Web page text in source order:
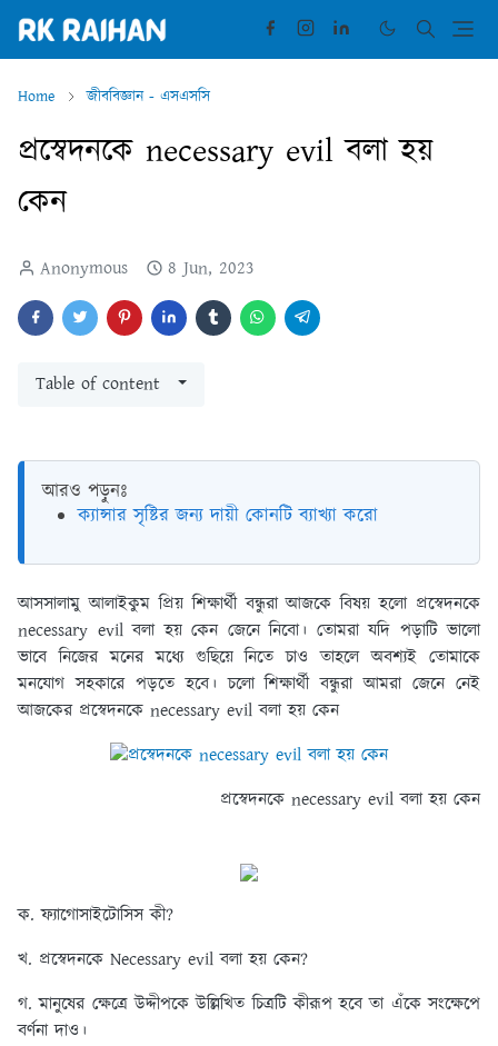
Home জীববিজ্ঞান - এসএসসি
প্রস্বেদনকে necessary evil বলা হয়
কেন
Anonymous 8 Jun, 2023
Table of content
আরও পড়ুনঃ
ক্যান্সার সৃষ্টির জন্য দায়ী কোনটি ব্যাখ্যা করো
আসসালামু আলাইকুম প্রিয় শিক্ষার্থী বন্ধুরা আজকে বিষয় হলো প্রস্বেদনকে
necessary evil বলা হয় কেন জেনে নিবো। তোমরা যদি পড়াটি ভালো
ভাবে নিজের মনের মধ্যে গুছিয়ে নিতে চাও তাহলে অবশ্যই তোমাকে
মনযোগ সহকারে পড়তে হবে। চলো শিক্ষার্থী বন্ধুরা আমরা জেনে নেই
আজকের প্রস্বেদনকে necessary evil বলা হয় কেন
প্রস্বেদনকে necessary evil বলা হয় কেন
ক. ফ্যাগোসাইটোসিস কী?
খ. প্রস্বেদনকে Necessary evil বলা হয় কেন?
গ. মানুষের ক্ষেত্রে উদ্দীপকে উল্লিখিত চিত্রটি কীরূপ হবে তা এঁকে সংক্ষেপে
বর্ণনা দাও।